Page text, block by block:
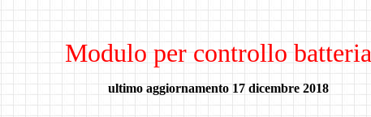
Modulo per controllo batteria
ultimo aggiornamento 17 dicembre 2018